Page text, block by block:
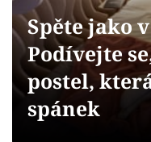
Přihlášení
Sledujte nás
Spěte jako
Podívejte
postel,
spánek